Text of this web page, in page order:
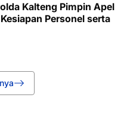
Kalteng Pimpin Apel
Personel serta